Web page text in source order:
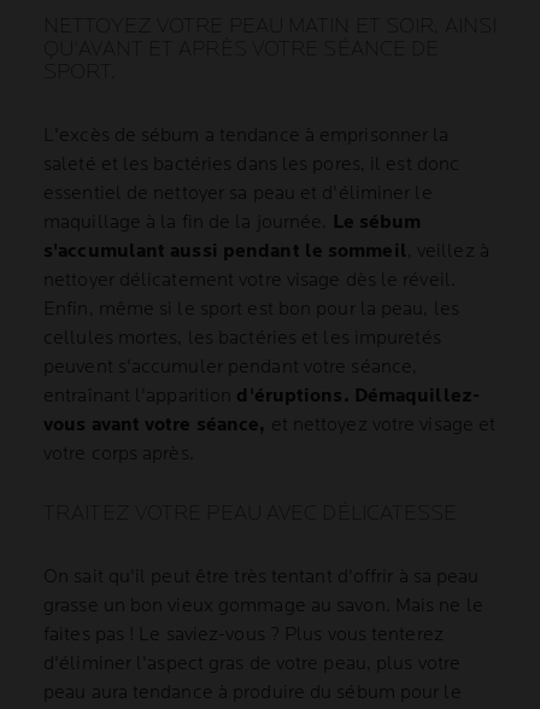
L'excès de sébum a tendance à emprisonner la
saleté et les bactéries dans les pores, il est donc
essentiel de nettoyer sa peau et d'éliminer le
maquillage à la fin de la journée.
Le sébum
s'accumulant aussi pendant le sommeil , veillez à
nettoyer délicatement votre visage dès le réveil.
Enfin, même si le sport est bon pour la peau, les
cellules mortes, les bactéries et les impuretés
peuvent s'accumuler pendant votre séance,
entraînant l'apparition d'éruptions. Démaquillez-
vous avant votre séance, et nettoyez votre visage et
votre corps après.
On sait qu'il peut être très tentant d'offrir à sa peau
grasse un bon vieux gommage au savon. Mais ne le
faites pas ! Le saviez-vous ? Plus vous tenterez
d'éliminer l'aspect gras de votre peau, plus votre
peau aura tendance à produire du sébum pour le